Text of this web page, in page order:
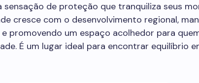
sensação de proteção que tranquiliza seus
cresce com o desenvolvimento regional,
promovendo um espaço acolhedor para
É um lugar ideal para encontrar equilíbrio